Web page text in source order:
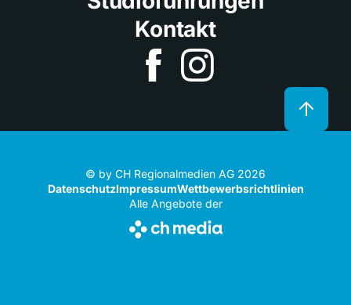
Kontakt
© by CH Regionalmedien AG 2026
DatenschutzImpressumWettbewerbsrichtlinien
Alle Angebote der